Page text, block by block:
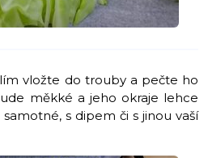
vložte do trouby a pečte ho
měkké a jeho okraje lehce
s dipem či s jinou vaší